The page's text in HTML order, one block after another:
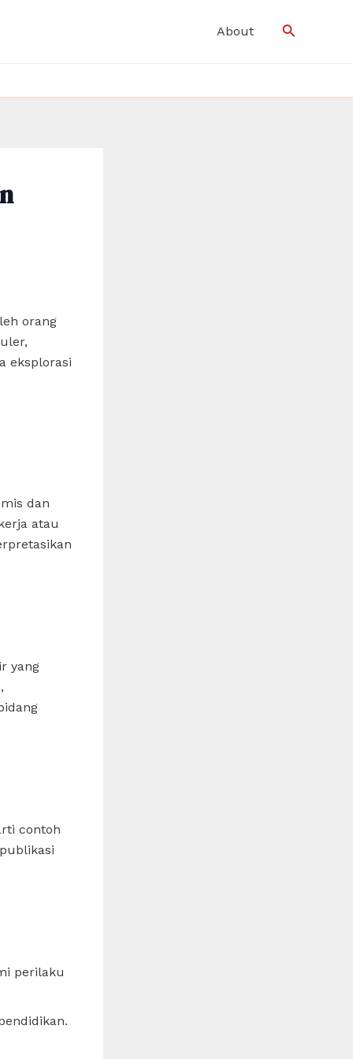
About Search
orang
eksplorasi
dan
atau
yang
contoh
perilaku